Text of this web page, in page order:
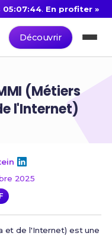
05:07:43. En profiter »
Découvrir
(Métiers
l'Internet)
2025
et de l'Internet) est une